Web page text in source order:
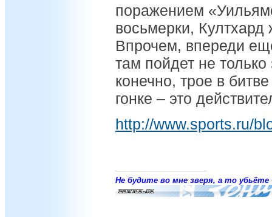
поражением
восьмерки,
Впрочем, впереди
там пойдет не
конечно, трое в
гонке – это
http://www.sports.ru/
Не будите во мне зверя, а то убьёте